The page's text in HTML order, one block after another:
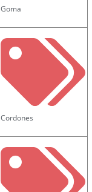
Goma
Cordones